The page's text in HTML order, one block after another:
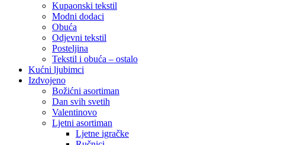
Kupaonski tekstil
Modni dodaci
Obuća
Odjevni tekstil
Posteljina
Tekstil i obuća – ostalo
Kućni ljubimci
Izdvojeno
Božićni asortiman
Dan svih svetih
Valentinovo
Ljetni asortiman
Ljetne igračke